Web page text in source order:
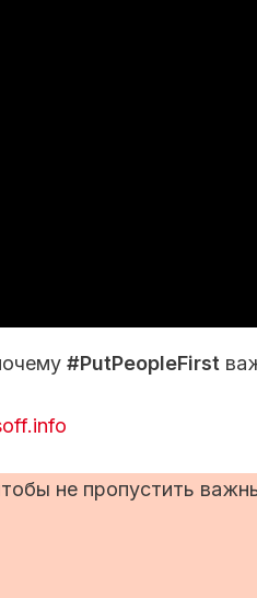
#PutPeopleFirst
не пропустить